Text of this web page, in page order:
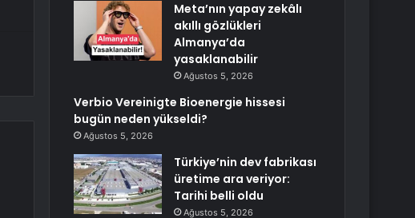
Meta’nın yapay zekâlı
akıllı gözlükleri
Almanya’da
yasaklanabilir
Ağustos 5, 2026
Verbio Vereinigte Bioenergie hissesi
bugün neden yükseldi?
Ağustos 5, 2026
Türkiye’nin dev fabrikası
üretime ara veriyor:
Tarihi belli oldu
Ağustos 5, 2026